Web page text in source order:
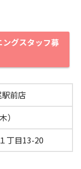
グスタッフ募
前店
）
丁目13-20